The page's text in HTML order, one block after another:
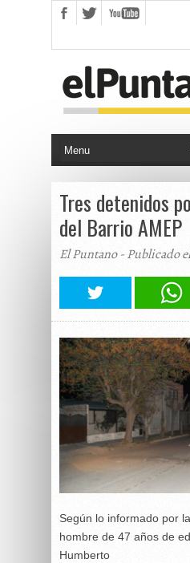
Tres detenidos
del Barrio AMEP
El Puntano - Publicado
Según lo informado por
hombre de 47 años de
Humberto